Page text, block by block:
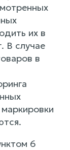
их в
В случае
в
6